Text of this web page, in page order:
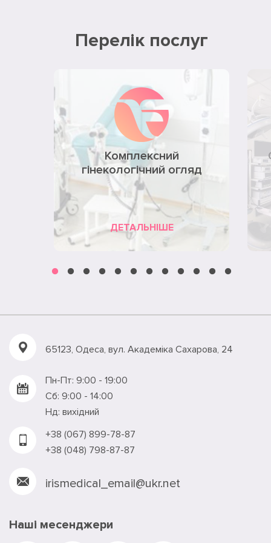
Перелік послуг
Комплексний
гінекологічний огляд
ДЕТАЛЬНІШЕ
65123, Одеса, вул. Академiка Сахарова, 24
Пн-Пт: 9:00 - 19:00
Сб: 9:00 - 14:00
Нд: вихідний
+38 (067) 899-78-87
+38 (048) 798-87-87
irismedical_email@ukr.net
Наші месенджери